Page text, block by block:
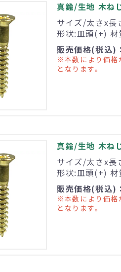
真鍮/生地 木ね
サイズ/太さx
形状:皿頭(+) 材
販売価格(税込)
※本数により価格
となります。
真鍮/生地 木ね
サイズ/太さx
形状:皿頭(+) 材
販売価格(税込)
※本数により価格
となります。